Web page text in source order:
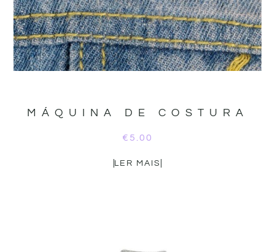
MÁQUINA DE COSTURA
€ 5.00
LER MAIS